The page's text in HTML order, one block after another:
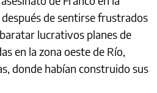
de sentirse frustrados
lucrativos planes de
en la zona oeste de Río,
donde habían construido sus